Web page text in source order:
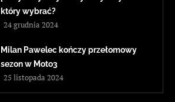
który wybrać?
24 grudnia 2024
Milan Pawelec kończy przełomowy
sezon w Moto3
25 listopada 2024